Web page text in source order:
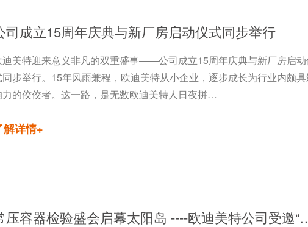
司成立15周年庆典与新厂房启动仪式同步举行
迪美特迎来意义非凡的双重盛事——公司成立15周年庆典与新厂房启动
步举行。15年风雨兼程，欧迪美特从小企业，逐步成长为行业内颇
力的佼佼者。这一路，是无数欧迪美特人日夜拼…
解详情+
常压容器检验盛会启幕太阳岛 ----